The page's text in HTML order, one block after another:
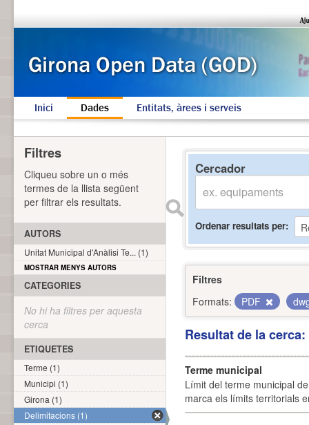
Inici Dades Entitats, àrees i serveis
Cercador
Ordenar resultats per
Filtres
Formats:
PDF
Resultat de la
Terme municipal
Límit del terme municipal
marca els límits territorials
Filtres
Cliqueu sobre un o més
termes de la llista següent
per filtrar els resultats.
AUTORS
Unitat Municipal d'Anàlisi Te... (1)
MOSTRAR MENYS AUTORS
CATEGORIES
No hi ha filtres per aquesta
cerca
ETIQUETES
Terme (1)
Municipi (1)
Girona (1)
Delimitacions (1)